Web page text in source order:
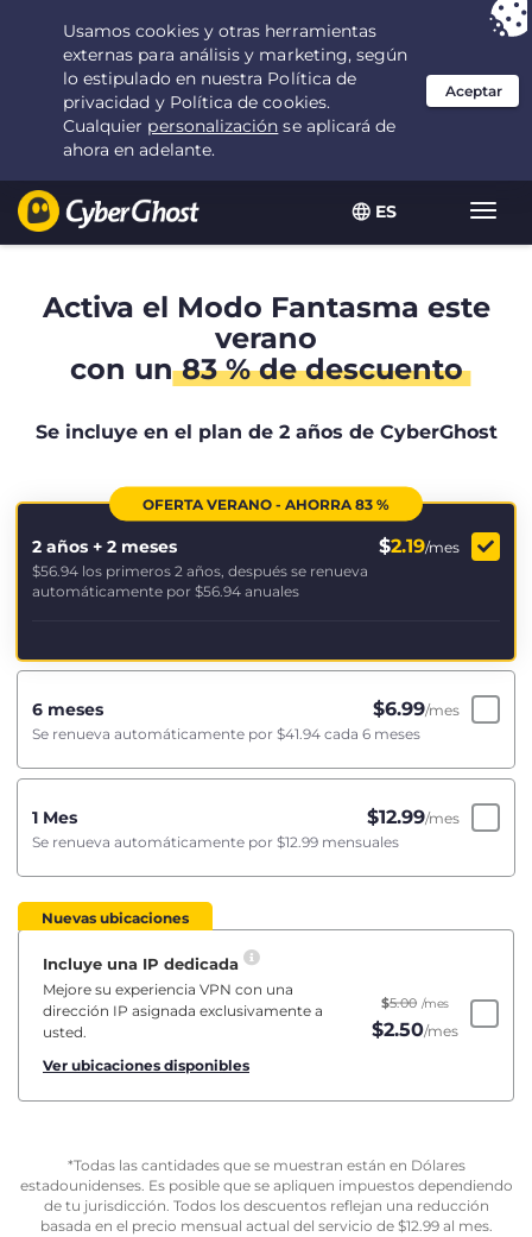
ES
Tu elección: la mejor ofertadurante 2.1666666666667 años por $
2.19
/mes
Activa el Modo Fantasma este
verano
con un83 % de descuento
Se incluye en el plan de 2 años de CyberGhost
OFERTA VERANO - AHORRA 83 %
2 años + 2 meses $2.19/mes
$56.94 los primeros 2 años, después se renueva
automáticamente por $56.94 anuales
6 meses $6.99/mes
Se renueva automáticamente por $41.94 cada 6 meses
1 Mes $12.99/mes
Se renueva automáticamente por $12.99 mensuales
Nuevas ubicaciones
Incluye una IP dedicada
Mejore su experiencia VPN con una
dirección IP asignada exclusivamente a
usted.
Ver ubicaciones disponibles
$5.00 /mes
$2.50/mes
*Todas las cantidades que se muestran están en Dólares
estadounidenses. Es posible que se apliquen impuestos dependiendo
de tu jurisdicción. Todos los descuentos reflejan una reducción
basada en el precio mensual actual del servicio de $12.99al mes.